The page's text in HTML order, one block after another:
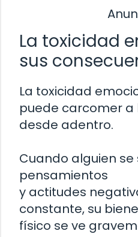
La toxicidad
sus
La toxicidad
puede carcomer a
desde adentro.
Cuando alguien
pensamientos
y actitudes
constante, su
físico se ve